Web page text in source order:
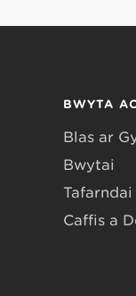
BWYTA
Blas ar
Bwytai
Caffis a